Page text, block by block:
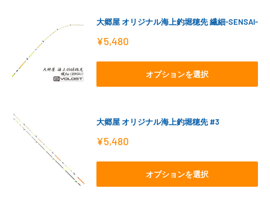
大郷屋 オリジナル海上釣堀穂先 繊細-SENSAI-
販
価
¥5,480
オプションを選択
大郷屋 オリジナル海上釣堀穂先 #3
販
価
¥5,480
オプションを選択